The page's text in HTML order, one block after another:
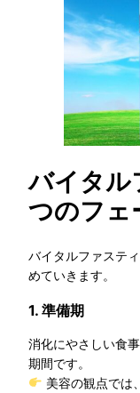
バイタル
つのフェ
バイタルファステ
めていきます。
1. 準備期
消化にやさしい食
期間です。
美容の観点では